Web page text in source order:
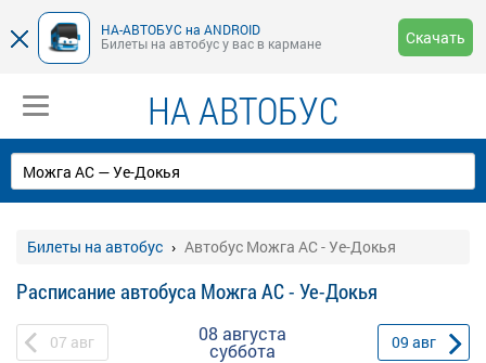
НА-АВТОБУС на ANDROID
Билеты на автобус у вас в кармане
Скачать
НА АВТОБУС
Билеты на автобус Автобус Можга АС - Уе-Докья
Расписание автобуса Можга АС - Уе-Докья
07 авг 08 августа
суббота 09 авг